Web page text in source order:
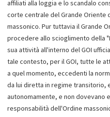
affiliati alla loggia e lo scandalo
corte centrale del Grande Oriente
massonico. Pur tuttavia il Grande
procedere allo scioglimento della
sua attività all'interno del GOI
tale contesto, per il GOI, tutte le
a quel momento, eccedenti la
da lui diretta in regime transitorio,
autonomamente, e non dovevano
responsabilità dell'Ordine